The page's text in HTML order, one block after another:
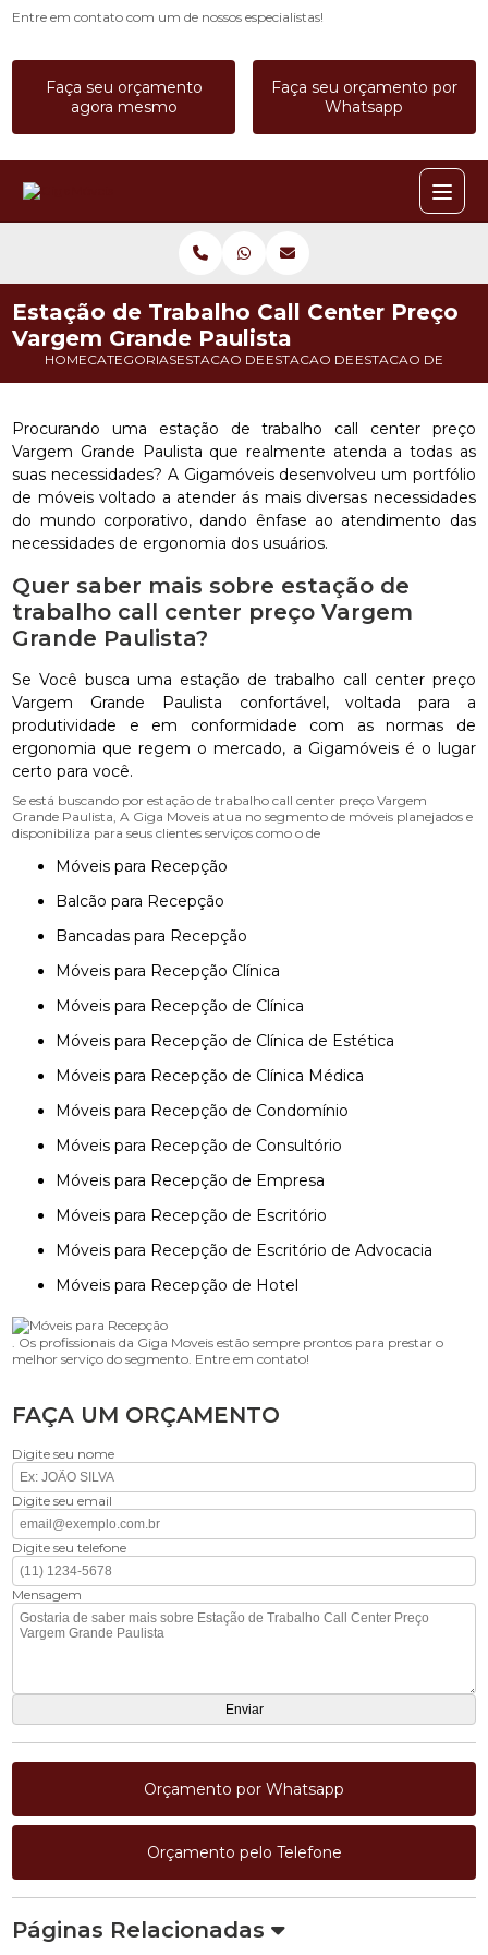
Entre em contato com um de nossos especialistas!
Faça seu orçamento
agora mesmo
Faça seu orçamento por
Whatsapp
HOMECATEGORIASESTACAO DE TRABALHOESTACAO DE TRABALHO CALL
ESTACAO DE
Estação de Trabalho Call Center Preço
Vargem Grande Paulista
Procurando uma estação de trabalho call center preço
Vargem Grande Paulista que realmente atenda a todas as
suas necessidades? A Gigamóveis desenvolveu um portfólio
de móveis voltado a atender ás mais diversas necessidades
do mundo corporativo, dando ênfase ao atendimento das
necessidades de ergonomia dos usuários.
Quer saber mais sobre estação de
trabalho call center preço Vargem
Grande Paulista?
Se Você busca uma estação de trabalho call center preço
Vargem Grande Paulista confortável, voltada para a
produtividade e em conformidade com as normas de
ergonomia que regem o mercado, a Gigamóveis é o lugar
certo para você.
Se está buscando por estação de trabalho call center preço Vargem
Grande Paulista, A Giga Moveis atua no segmento de móveis planejados e
disponibiliza para seus clientes serviços como o de
Móveis para Recepção
Balcão para Recepção
Bancadas para Recepção
Móveis para Recepção Clínica
Móveis para Recepção de Clínica
Móveis para Recepção de Clínica de Estética
Móveis para Recepção de Clínica Médica
Móveis para Recepção de Condomínio
Móveis para Recepção de Consultório
Móveis para Recepção de Empresa
Móveis para Recepção de Escritório
Móveis para Recepção de Escritório de Advocacia
Móveis para Recepção de Hotel
. Os profissionais da Giga Moveis estão sempre prontos para prestar o
melhor serviço do segmento. Entre em contato!
FAÇA UM ORÇAMENTO
Digite seu nome
Digite seu email
Digite seu telefone
Mensagem
Orçamento por Whatsapp
Orçamento pelo Telefone
Páginas Relacionadas